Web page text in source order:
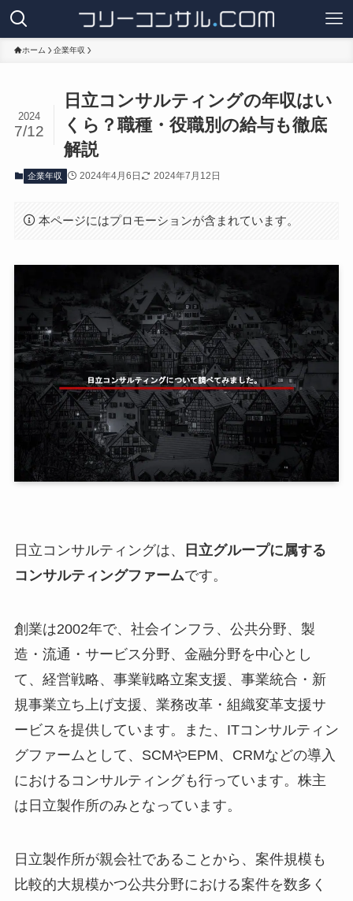
ホーム 企業年収
日立コンサルティングの年収はい
くら？職種・役職別の給与も徹底
解説
2024
7/12
企業年収 2024年4月6日 2024年7月12日
本ページにはプロモーションが含まれています。
日立コンサルティングは、
日立グループに属する
コンサルティングファームです。
創業は2002年で、社会インフラ、公共分野、製
造・流通・サービス分野、金融分野を中心とし
て、経営戦略、事業戦略立案支援、事業統合・新
規事業立ち上げ支援、業務改革・組織変革支援サ
ービスを提供しています。また、ITコンサルティン
グファームとして、SCMやEPM、CRMなどの導入
におけるコンサルティングも行っています。株主
は日立製作所のみとなっています。
日立製作所が親会社であることから、案件規模も
比較的大規模かつ公共分野における案件を数多く